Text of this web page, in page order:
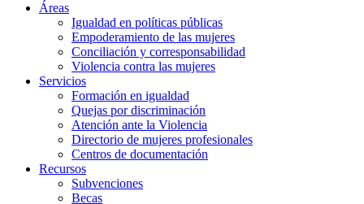
Áreas
Igualdad en políticas públicas
Empoderamiento de las mujeres
Conciliación y corresponsabilidad
Violencia contra las mujeres
Servicios
Formación en igualdad
Quejas por discriminación
Atención ante la Violencia
Directorio de mujeres profesionales
Centros de documentación
Recursos
Subvenciones
Becas